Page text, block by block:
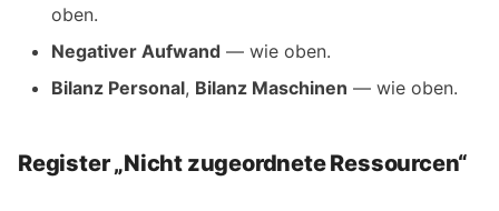
oben.
Negativer Aufwand — wie oben.
Bilanz Personal, Bilanz Maschinen — wie oben.
Register „Nicht zugeordnete Ressourcen“